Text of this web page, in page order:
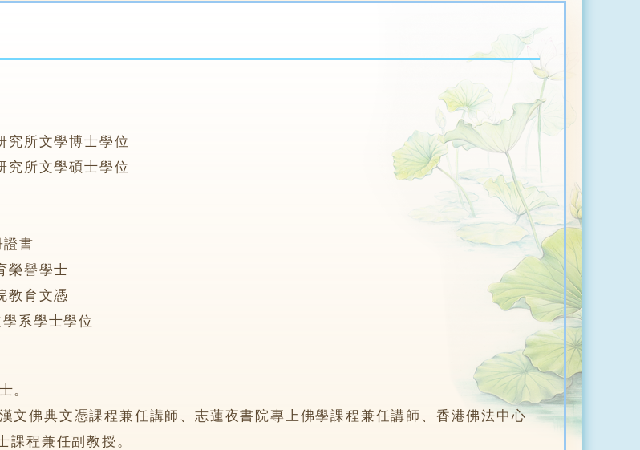
究所文學博士學位
究所文學碩士學位
書
榮譽學士
教育文憑
系學士學位
。
文佛典文憑課程兼任講師、志蓮夜書院專上佛學課程兼任講師、香港佛法中心
課程兼任副教授。